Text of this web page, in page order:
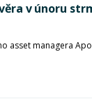
v únoru
asset managera